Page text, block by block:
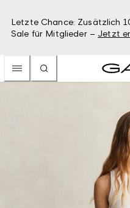
Letzte Chance: Zusätzlich
Sale für Mitglieder – Jetzt